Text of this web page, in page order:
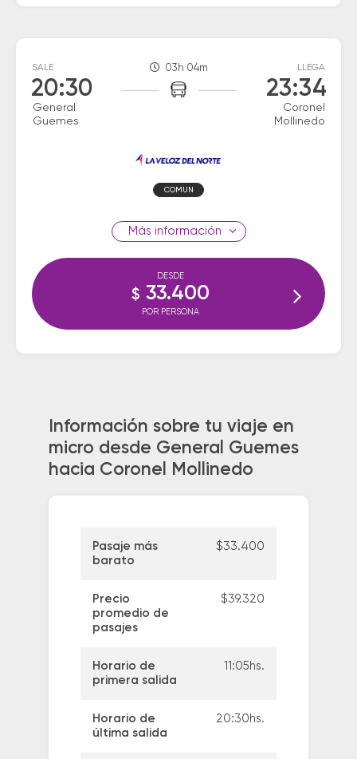
SALE
20:30
General
Guemes
03h 04m LLEGA
23:34
Coronel
Mollinedo
COMUN
información
DESDE
$ 33.400
POR PERSONA
Información sobre tu viaje en
micro desde General Guemes
hacia Coronel Mollinedo
Pasaje más
barato
$33.400
Precio
promedio de
pasajes
$39.320
Horario de
primera salida
11:05hs.
Horario de
última salida
20:30hs.